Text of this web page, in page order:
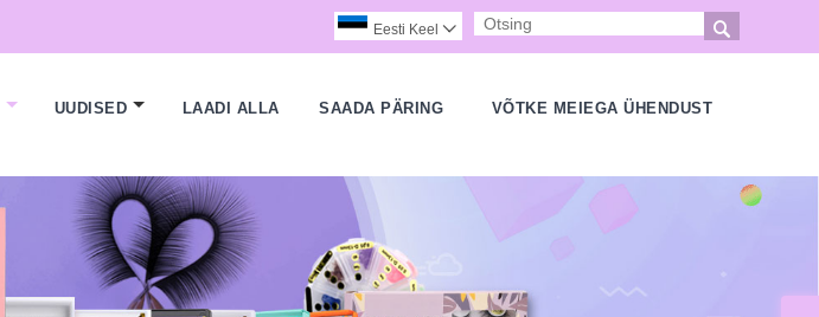

Eesti Keel 
UUDISED LAADI ALLA SAADA PÄRING VÕTKE MEIEGA ÜHENDUST